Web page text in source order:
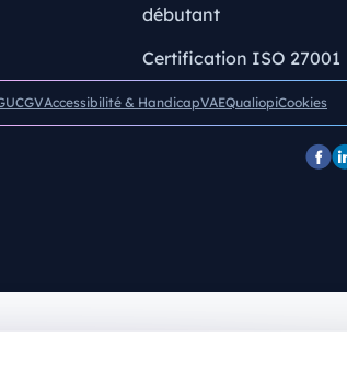
débutant
Certification ISO 27001
CGVAccessibilité & HandicapVAEQualiopiCookies